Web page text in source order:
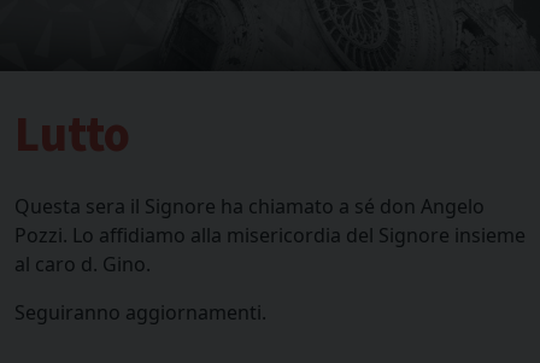
Lutto
Questa sera il Signore ha chiamato a sé don Angelo
Pozzi. Lo affidiamo alla misericordia del Signore insieme
al caro d. Gino.
Seguiranno aggiornamenti.